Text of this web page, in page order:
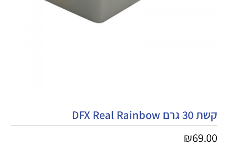
קשת 30 גרם DFX Real Rainbow
₪69.00